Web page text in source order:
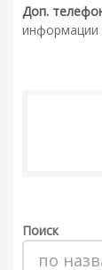
Доп.
информации
Поиск